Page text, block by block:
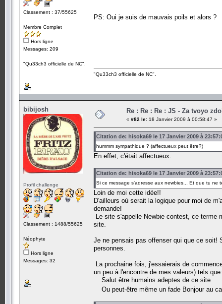
Classement : 37/55625
Membre Complet
Hors ligne
Messages: 209
"Qu33ch3 officielle de NC".
PS: Oui je suis de mauvais poils et alors ?
"Qu33ch3 officielle de NC".
bibijosh
Profil challenge
Classement : 1488/55625
Néophyte
Hors ligne
Messages: 32
Re : Re : Re : JS - Za tvoyo
« #82 le: 18 Janvier 2009 à 00:58:47 »
Citation de: hisoka69 le 17 Janvier 2009 à
hummm sympathique ? (affectueux peut être?)
En effet, c'était affectueux.
Citation de: hisoka69 le 17 Janvier 2009 à
Si ce message s'adresse aux newbies... Et que tu ne
Loin de moi cette idée!!
D'ailleurs où serait la logique pour moi de
demande!
Le site s'appelle Newbie contest, ce terme
site.
Je ne pensais pas offenser qui que ce soit!
personnes.
La prochaine fois, j'essaierais de
un peu à l'encontre de mes valeurs) tels que:
Salut être humains adeptes de ce site
Ou peut-être même un fade Bonjour au